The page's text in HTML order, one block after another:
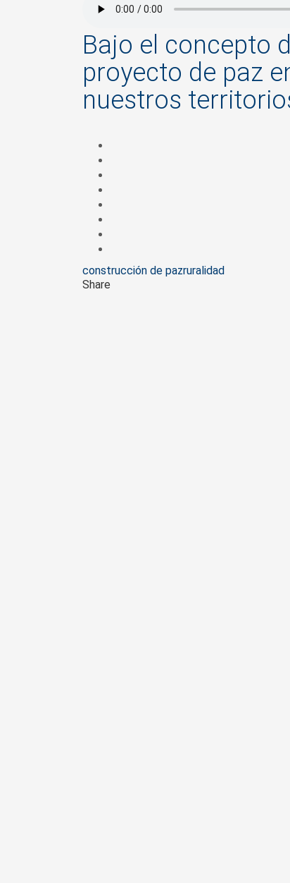
Bajo el concepto
proyecto de paz
nuestros
Tags
construcción de pazruralidad
Share